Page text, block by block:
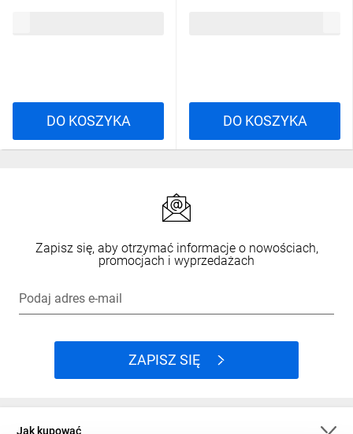
DO KOSZYKA DO KOSZYKA
Zapisz się, aby otrzymać informacje o nowościach,
promocjach i wyprzedażach
Podaj adres e-mail
ZAPISZ SIĘ
Jak kupować